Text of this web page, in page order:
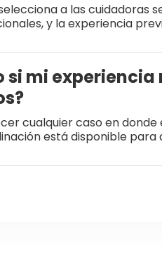
a las cuidadoras
y la experiencia
si mi experiencia
cualquier caso en
está disponible para